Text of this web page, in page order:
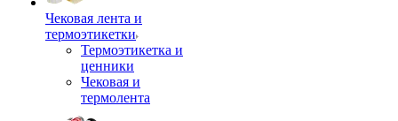
Чековая лента и
термоэтикетки
Термоэтикетка и
ценники
Чековая и
термолента